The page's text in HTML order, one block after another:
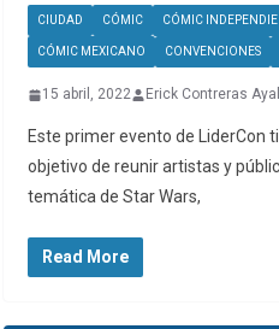
CIUDAD CÓMIC CÓMIC
CÓMIC MEXICANO CONVENCIONES
15 abril, 2022 Erick Contreras
Este primer evento de LiderCon
objetivo de reunir artistas y
temática de Star Wars,
Read More